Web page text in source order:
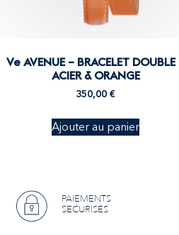
Ve AVENUE – BRACELET DOUBLE
ACIER & ORANGE
350,00 €
Ajouter au panier
PAIEMENTS
SECURISÉS